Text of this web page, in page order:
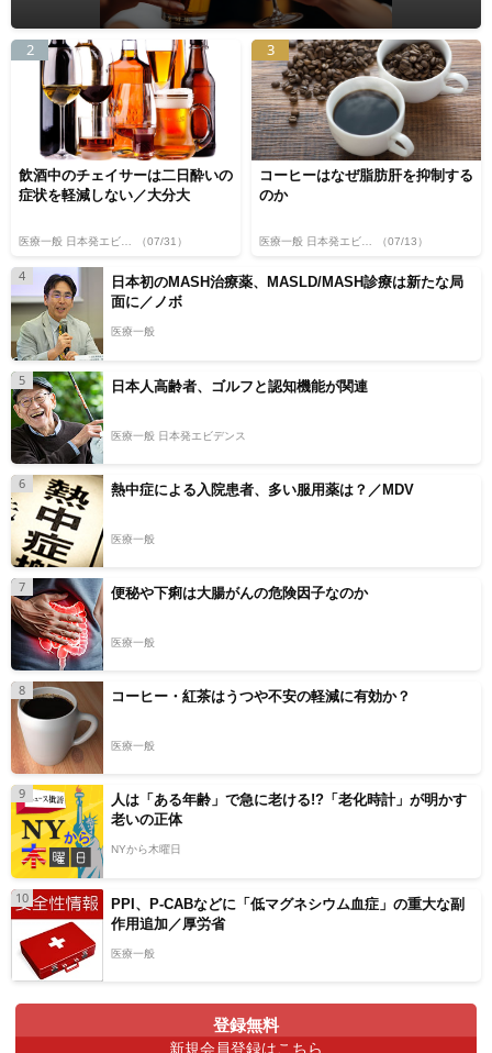
2
飲酒中のチェイサーは二日酔いの
症状を軽減しない／大分大
医療一般 日本発エビデンス （07/31）
3
コーヒーはなぜ脂肪肝を抑制する
のか
医療一般 日本発エビデンス （07/13）
4
日本初のMASH治療薬、MASLD/MASH診療は新たな局
面に／ノボ
医療一般
5 日本人高齢者、ゴルフと認知機能が関連
医療一般 日本発エビデンス
6 熱中症による入院患者、多い服用薬は？／MDV
医療一般
7 便秘や下痢は大腸がんの危険因子なのか
医療一般
8 コーヒー・紅茶はうつや不安の軽減に有効か？
医療一般
9
人は「ある年齢」で急に老ける!?「老化時計」が明かす
老いの正体
NYから木曜日
10
PPI、P-CABなどに「低マグネシウム血症」の重大な副
作用追加／厚労省
医療一般
登録無料
新規会員登録はこちら